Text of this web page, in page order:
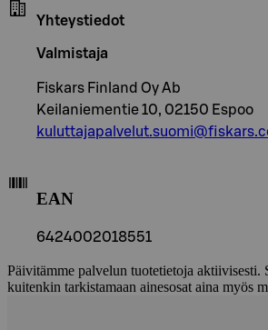
Yhteystiedot
Valmistaja
Fiskars Finland Oy Ab
Keilaniementie 10, 02150 Espoo
EAN
6424002018551
Päivitämme palvelun tuotetietoja aktiivisesti.
kuitenkin tarkistamaan ainesosat aina myös